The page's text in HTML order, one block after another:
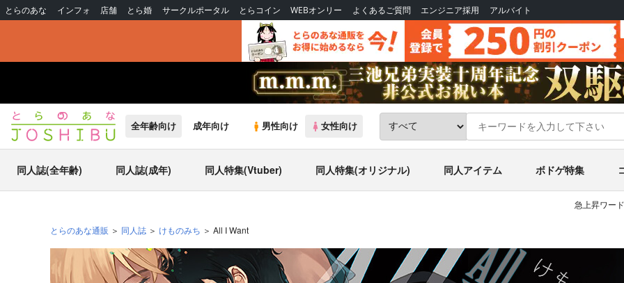
とらのあな インフォ 店舗 とら婚 サークルポータル とらコイン WEBオンリー よくあるご質問 エンジニア採用 アルバイト
全年齢向け 成年向け 男性向け 女性向け
同人誌(全年齢) 同人誌(成年) 同人特集(Vtuber) 同人特集(オリジナル) 同人アイテム ボドゲ特集
急上昇ワー
とらのあな通販 同人誌 けものみち All I Want